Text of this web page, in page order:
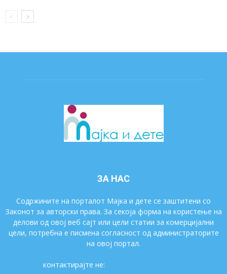
ЗА НАС
Содржините на порталот Мајка и дете се заштитени со
Законот за авторски права. За секоја форма на користење на
делови од овој веб сајт или цели статии за комерцијални
цели, потребна е писмена согласност од администраторите
на овој портал.
контактирајте не: